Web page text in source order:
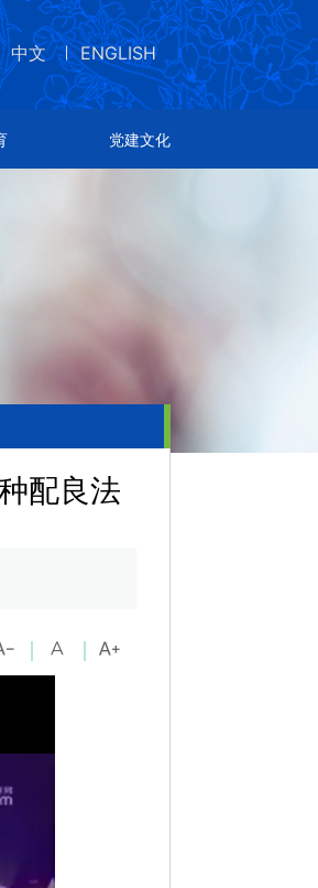
党建文化
中文 ENGLISH
党建文化
配良法